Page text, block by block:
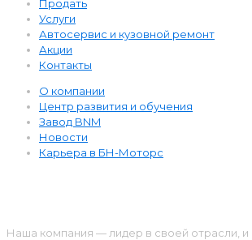
Продать
Услуги
Автосервис и кузовной ремонт
Акции
Контакты
О компании
Центр развития и обучения
Завод BNM
Новости
Карьера в БН-Моторс
Наша компания — лидер в своей отрасли,